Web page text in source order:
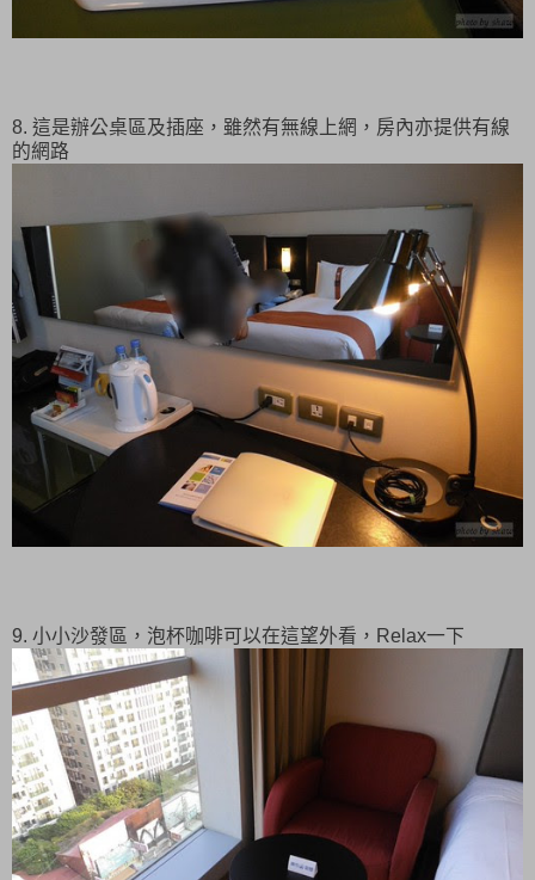
8. 這是辦公桌區及插座，雖然有無線上網，房內亦提供有線
的網路
9. 小小沙發區，泡杯咖啡可以在這望外看，Relax一下